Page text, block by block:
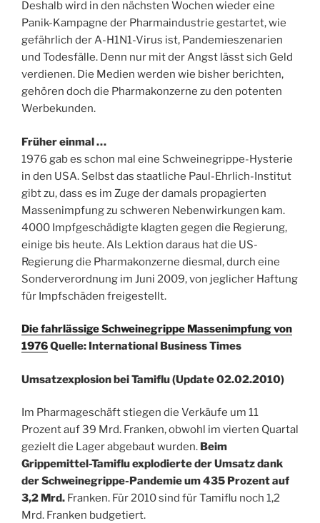
Deshalb wird in den nächsten Wochen wieder eine
Panik-Kampagne der Pharmaindustrie gestartet, wie
gefährlich der A-H1N1-Virus ist, Pandemieszenarien
und Todesfälle. Denn nur mit der Angst lässt sich Geld
verdienen. Die Medien werden wie bisher berichten,
gehören doch die Pharmakonzerne zu den potenten
Werbekunden.
Früher einmal …
1976 gab es schon mal eine Schweinegrippe-Hysterie
in den USA. Selbst das staatliche Paul-Ehrlich-Institut
gibt zu, dass es im Zuge der damals propagierten
Massenimpfung zu schweren Nebenwirkungen kam.
4000 Impfgeschädigte klagten gegen die Regierung,
einige bis heute. Als Lektion daraus hat die US-
Regierung die Pharmakonzerne diesmal, durch eine
Sonderverordnung im Juni 2009, von jeglicher Haftung
für Impfschäden freigestellt.
Die fahrlässige Schweinegrippe Massenimpfung von
1976Quelle: International Business Times
Umsatzexplosion bei Tamiflu (Update 02.02.2010)
Im Pharmageschäft stiegen die Verkäufe um 11
Prozent auf 39 Mrd. Franken, obwohl im vierten Quartal
gezielt die Lager abgebaut wurden. Beim
Grippemittel-Tamiflu explodierte der Umsatz dank
der Schweinegrippe-Pandemie um 435 Prozent auf
3,2 Mrd. Franken. Für 2010 sind für Tamiflu noch 1,2
Mrd. Franken budgetiert.